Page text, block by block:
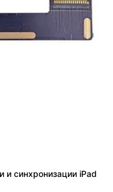
синхронизации iPad